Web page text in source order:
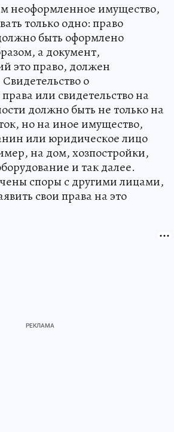
неоформленное имущество,
только одно: право
быть оформлено
а документ,
это право, должен
о
или свидетельство на
должно быть не только на
но на иное имущество,
или юридическое лицо
на дом, хозпостройки,
и так далее.
споры с другими лицами,
свои права на это